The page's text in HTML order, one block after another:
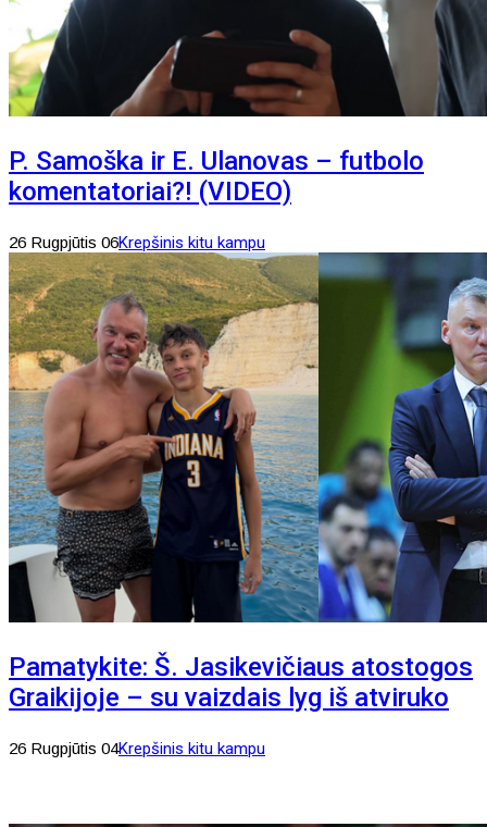
P. Samoška ir E. Ulanovas – futbolo
komentatoriai?! (VIDEO)
26 Rugpjūtis 06Krepšinis kitu kampu
Pamatykite: Š. Jasikevičiaus atostogos
Graikijoje – su vaizdais lyg iš atviruko
26 Rugpjūtis 04Krepšinis kitu kampu